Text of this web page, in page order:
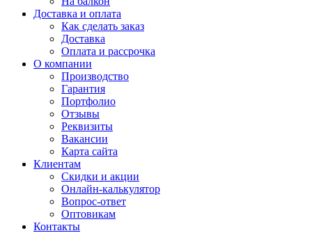
Доставка и оплата
Как сделать заказ
Доставка
Оплата и рассрочка
О компании
Производство
Гарантия
Портфолио
Отзывы
Реквизиты
Вакансии
Карта сайта
Клиентам
Скидки и акции
Онлайн-калькулятор
Вопрос-ответ
Оптовикам
Контакты